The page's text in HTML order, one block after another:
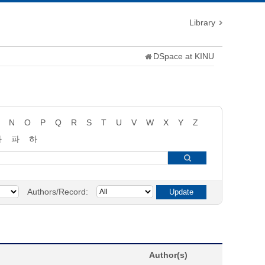
Library
DSpace at KINU
N O P Q R S T U V W X Y
Z
파
하
Authors/Record:
Author(s)